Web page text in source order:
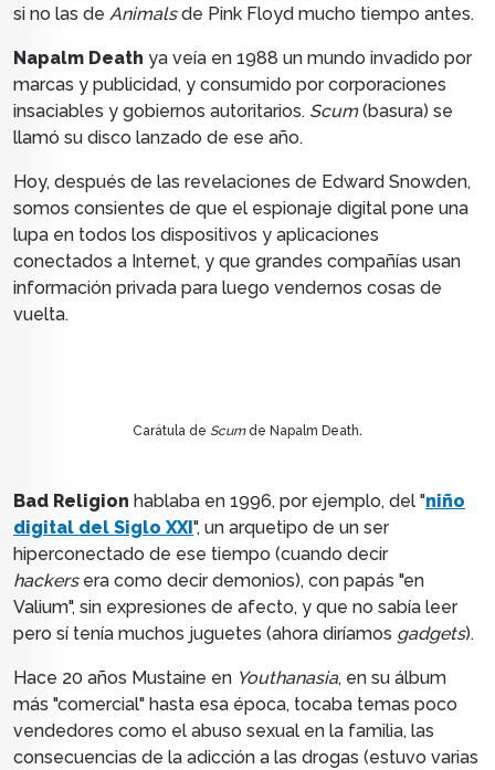
si no las de Animalsde Pink Floyd mucho tiempo antes.
Napalm Death ya veía en 1988 un mundo invadido por
marcas y publicidad, y consumido por corporaciones
insaciables y gobiernos autoritarios. Scum(basura) se
llamó su disco lanzado de ese año.
Hoy, después de las revelaciones de Edward Snowden,
somos consientes de que el espionaje digital pone una
lupa en todos los dispositivos y aplicaciones
conectados a Internet, y que grandes compañías usan
información privada para luego vendernos cosas de
vuelta.
Carátula de Scum de Napalm Death.
Bad Religion hablaba en 1996, por ejemplo, del "niño
digital del Siglo XXI ", un arquetipo de un ser
hiperconectado de ese tiempo (cuando decir
hackersera como decir demonios), con papás "en
Valium", sin expresiones de afecto, y que no sabía leer
pero sí tenía muchos juguetes (ahora diríamos gadgets).
Hace 20 años Mustaine en Youthanasia, en su álbum
más "comercial" hasta esa época, tocaba temas poco
vendedores como el abuso sexual en la familia, las
consecuencias de la adicción a las drogas (estuvo varias